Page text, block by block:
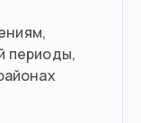
периоды,